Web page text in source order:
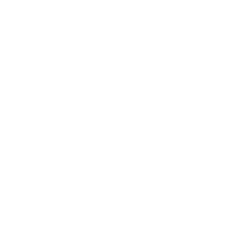
です。
ありません。
です。
ず変更すること